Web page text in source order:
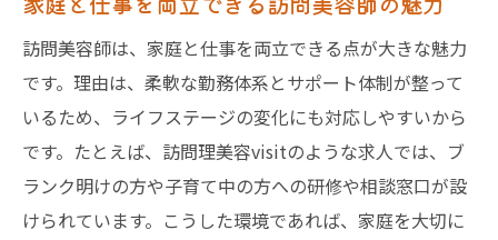
訪問美容師は、家庭と仕事を両立できる点が大きな魅力
です。理由は、柔軟な勤務体系とサポート体制が整って
いるため、ライフステージの変化にも対応しやすいから
です。たとえば、訪問理美容visitのような求人では、ブ
ランク明けの方や子育て中の方への研修や相談窓口が設
けられています。こうした環境であれば、家庭を大切に